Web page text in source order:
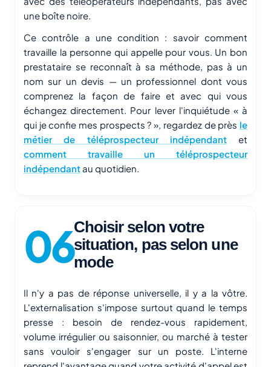
une boîte noire.
Ce contrôle a une condition : savoir comment
travaille la personne qui appelle pour vous. Un bon
prestataire se reconnaît à sa méthode, pas à un
nom sur un devis — un professionnel dont vous
comprenez la façon de faire et avec qui vous
échangez directement. Pour lever l'inquiétude « à
qui je confie mes prospects ? », regardez de près le
métier de téléprospecteur indépendantet
comment travaille un téléprospecteur
indépendantau quotidien.
Choisir selon votre
situation, pas selon une
mode
Il n'y a pas de réponse universelle, il y a la vôtre.
L'externalisation s'impose surtout quand le temps
presse : besoin de rendez-vous rapidement,
volume irrégulier ou saisonnier, ou marché à tester
sans vouloir s'engager sur un poste. L'interne